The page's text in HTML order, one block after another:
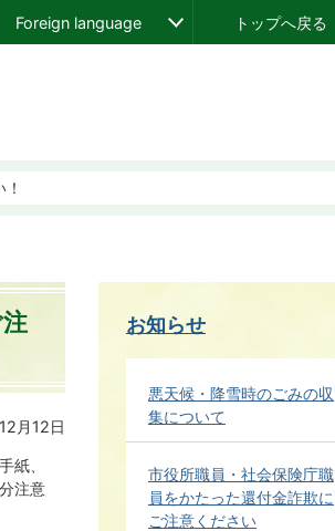
Foreign language トップへ戻る
月12日
紙、
注意
お知らせ
悪天候・降雪時のごみの収
集について
市役所職員・社会保険庁職
員をかたった還付金詐欺に
ご注意ください